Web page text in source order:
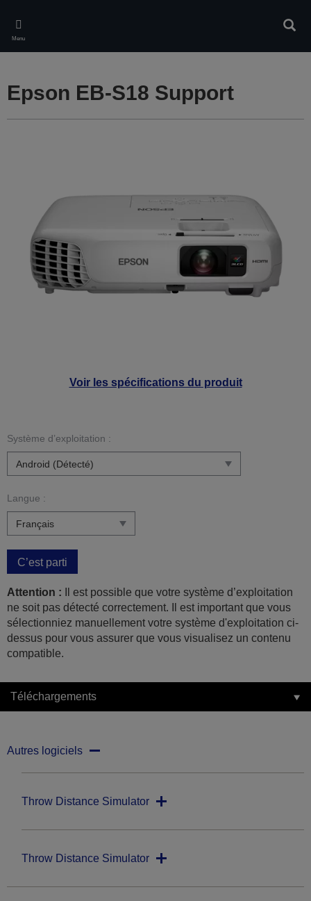
main
content
Menu
Voir les spécifications du produit
Epson EB-S18 Support
Système d’exploitation :
Langue :
C’est parti
Attention : Il est possible que votre système d’exploitation
ne soit pas détecté correctement. Il est important que vous
sélectionniez manuellement votre système d'exploitation ci-
dessus pour vous assurer que vous visualisez un contenu
compatible.
Téléchargements
Autres logiciels
Throw Distance Simulator
Throw Distance Simulator